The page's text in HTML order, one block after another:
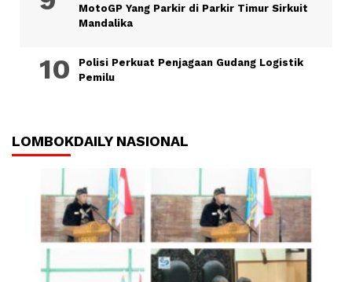
MotoGP Yang Parkir di Parkir Timur Sirkuit
Mandalika
Polisi Perkuat Penjagaan Gudang Logistik
Pemilu
LOMBOKDAILY NASIONAL